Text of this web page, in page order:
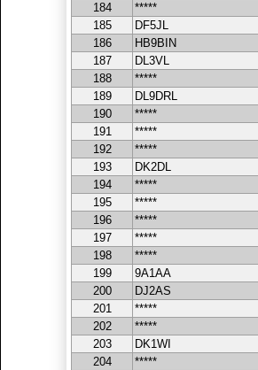
184
*****
185
DF5JL
186
HB9BIN
187
DL3VL
188
*****
189
DL9DRL
190
*****
191
*****
192
*****
193
DK2DL
194
*****
195
*****
196
*****
197
*****
198
*****
199
9A1AA
200
DJ2AS
201
*****
202
*****
203
DK1WI
204
*****